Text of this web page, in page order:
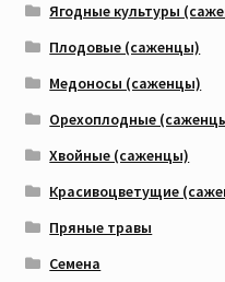
Ягодные культуры
Плодовые (саженцы)
Медоносы (саженцы)
Орехоплодные
Хвойные (саженцы)
Красивоцветущие
Пряные травы
Семена